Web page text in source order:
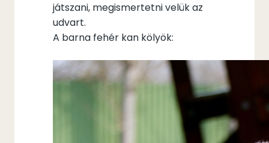
játszani, megismertetni velük az
udvart.
A barna fehér kan kölyök: